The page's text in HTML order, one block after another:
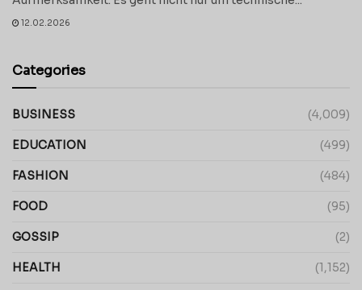
12.02.2026
Categories
BUSINESS (4,009)
EDUCATION (499)
FASHION (484)
FOOD (95)
GOSSIP (2)
HEALTH (1,152)